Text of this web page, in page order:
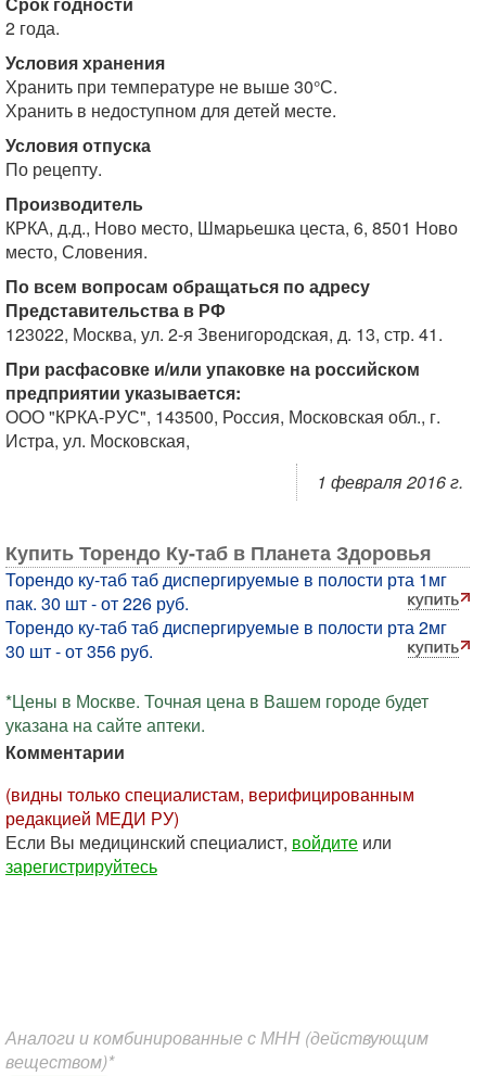
2 года.
Условия хранения
Хранить при температуре не выше 30°С.
Хранить в недоступном для детей месте.
Условия отпуска
По рецепту.
Производитель
КРКА, д.д., Ново место, Шмарьешка цеста, 6, 8501 Ново
место, Словения.
По всем вопросам обращаться по адресу
Представительства в РФ
123022, Москва, ул. 2-я Звенигородская, д. 13, стр. 41.
При расфасовке и/или упаковке на российском
предприятии указывается:
ООО "КРКА-РУС", 143500, Россия, Московская обл., г.
Истра, ул. Московская,
1 февраля 2016 г.
Купить Торендо Ку-таб в Планета Здоровья
Торендо ку-таб таб диспергируемые в полости рта 1мг
пак. 30 шт - от 226 руб.
Торендо ку-таб таб диспергируемые в полости рта 2мг
30 шт - от 356 руб.
*Цены в Москве. Точная цена в Вашем городе будет
указана на сайте аптеки.
Комментарии
(видны только специалистам, верифицированным
редакцией МЕДИ РУ)
Если Вы медицинский специалист, войдите или
зарегистрируйтесь
Аналоги и комбинированные с МНН (действующим
веществом)*